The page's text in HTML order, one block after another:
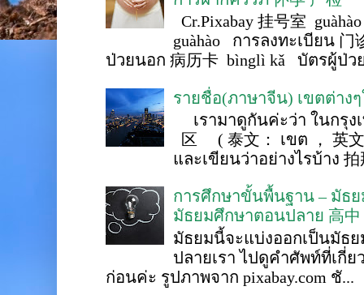
Cr.Pixabay 挂号室
guàhào การลงทะเบียน 门
ป่วยนอก 病历卡 bìnglì kǎ บัตรผู้ป่ว
รายชื่อ(ภาษาจีน) เขตต่าง
เรามาดูกันค่ะว่า ในกรุง
区 ( 泰文： เขต ， 英
และเขียนว่าอย่างไรบ้าง 拍
การศึกษาขั้นพื้นฐาน – มัธ
มัธยมศึกษาตอนปลาย 高中
มัธยมนี้จะแบ่งออกเป็นมัธ
ปลายเรา ไปดูคำศัพท์ที่เกี่
ก่อนค่ะ รูปภาพจาก pixabay.com ชั...